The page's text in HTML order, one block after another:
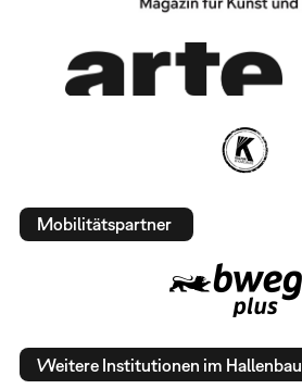
Mobilitätspartner
Weitere Institutionen im Hallenbau